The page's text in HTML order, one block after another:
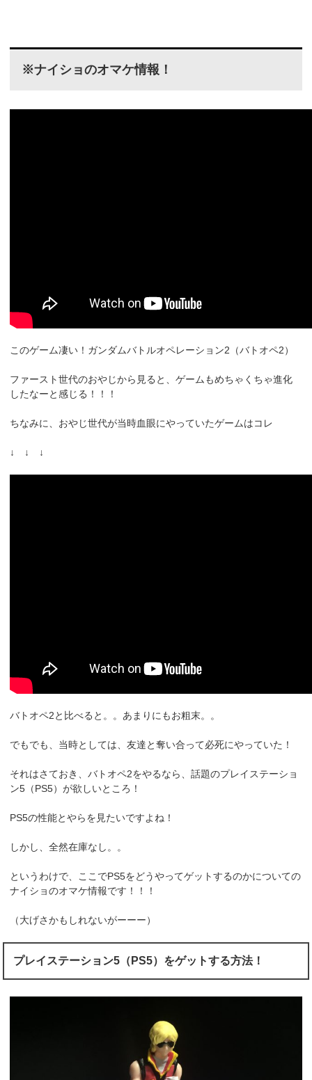
※ナイショのオマケ情報！
このゲーム凄い！ガンダムバトルオペレーション2（バトオペ2）
ファースト世代のおやじから見ると、ゲームもめちゃくちゃ進化
したなーと感じる！！！
ちなみに、おやじ世代が当時血眼にやっていたゲームはコレ
↓ ↓ ↓
バトオペ2と比べると。。あまりにもお粗末。。
でもでも、当時としては、友達と奪い合って必死にやっていた！
それはさておき、バトオペ2をやるなら、話題のプレイステーショ
ン5（PS5）が欲しいところ！
PS5の性能とやらを見たいですよね！
しかし、全然在庫なし。。
というわけで、ここでPS5をどうやってゲットするのかについての
ナイショのオマケ情報です！！！
（大げさかもしれないがーーー）
プレイステーション5（PS5）をゲットする方法！